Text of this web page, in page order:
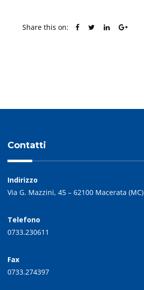
Share this on:
Contatti
Indirizzo
Via G. Mazzini, 45 – 62100 Macerata (MC)
Telefono
0733.230611
Fax
0733.274397